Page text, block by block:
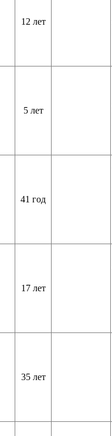
12 лет
5 лет
41 год
17 лет
35 лет